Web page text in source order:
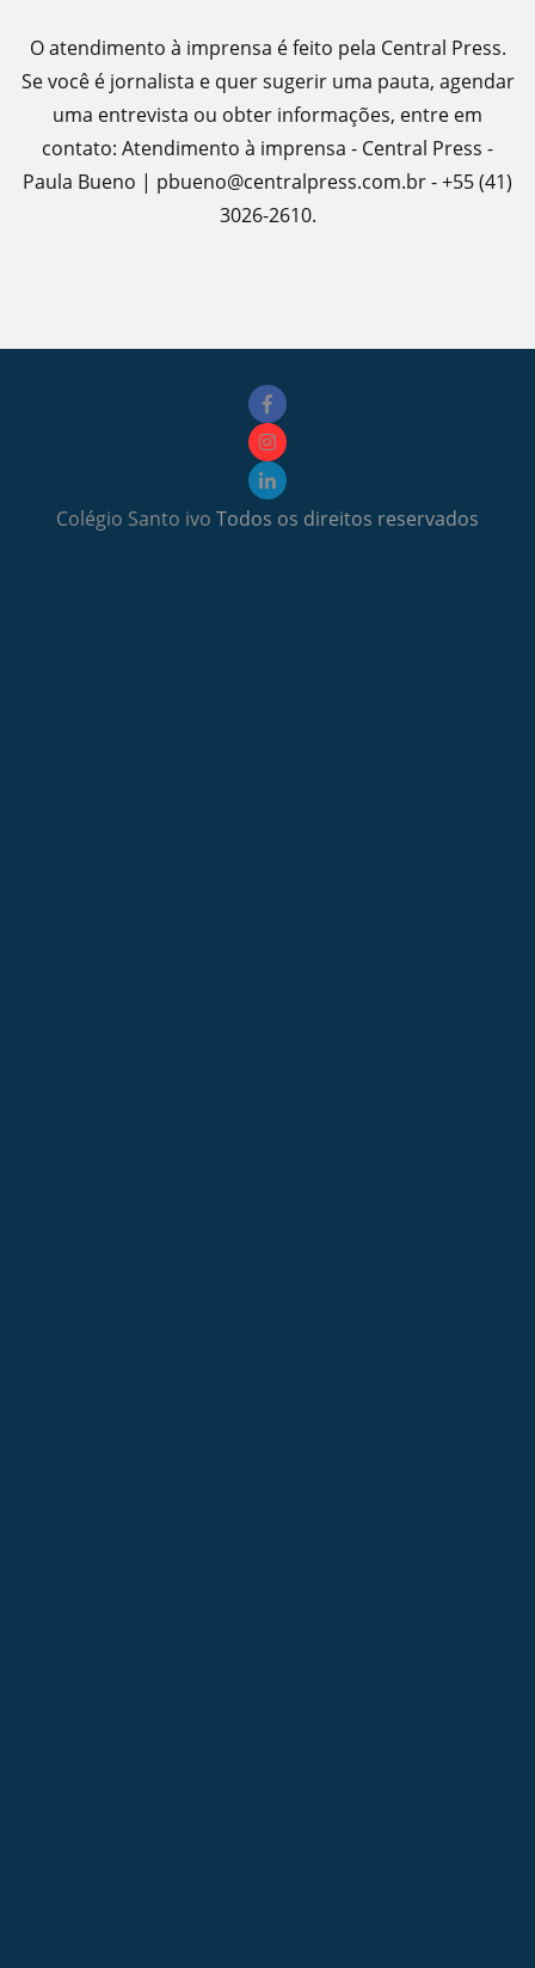
O atendimento à imprensa é feito pela Central Press.
Se você é jornalista e quer sugerir uma pauta, agendar
uma entrevista ou obter informações, entre em
contato: Atendimento à imprensa - Central Press -
Paula Bueno | pbueno@centralpress.com.br - +55 (41)
3026-2610.
Colégio Santo ivo Todos os direitos reservados